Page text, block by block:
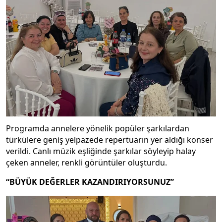
Programda annelere yönelik popüler şarkılardan
türkülere geniş yelpazede repertuarın yer aldığı konser
verildi. Canlı müzik eşliğinde şarkılar söyleyip halay
çeken anneler, renkli görüntüler oluşturdu.
“BÜYÜK DEĞERLER KAZANDIRIYORSUNUZ”